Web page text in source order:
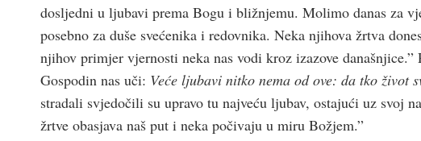
dosljedni u ljubavi prema Bogu i bližnjemu. Molimo danas za
posebno za duše svećenika i redovnika. Neka njihova žrtva
njihov primjer vjernosti neka nas vodi kroz izazove
Gospodin nas uči: Veće ljubavi nitko nema od ove: da tko život
stradali svjedočili su upravo tu najveću ljubav, ostajući uz svoj
žrtve obasjava naš put i neka počivaju u miru Božjem.”